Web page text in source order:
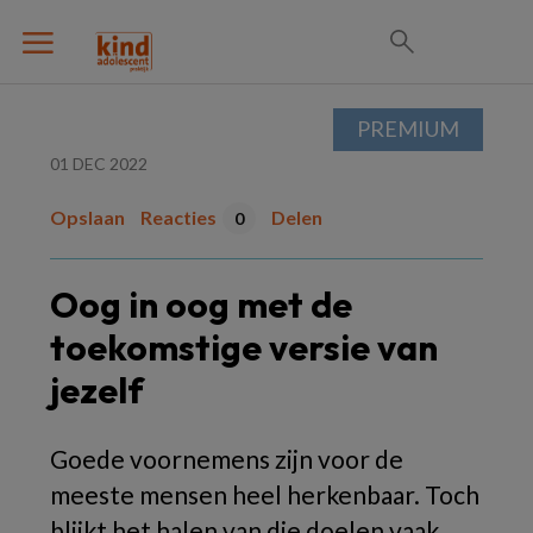
01 DEC 2022
Opslaan Reacties 0 Delen
Oog in oog met de
toekomstige versie van
jezelf
Goede voornemens zijn voor de
meeste mensen heel herkenbaar. Toch
PREMIUM